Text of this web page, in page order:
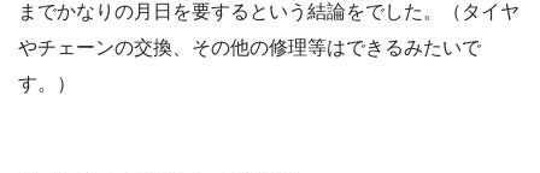
までかなりの月日を要するという結論をでした。（タイヤ
やチェーンの交換、その他の修理等はできるみたいで
す。）